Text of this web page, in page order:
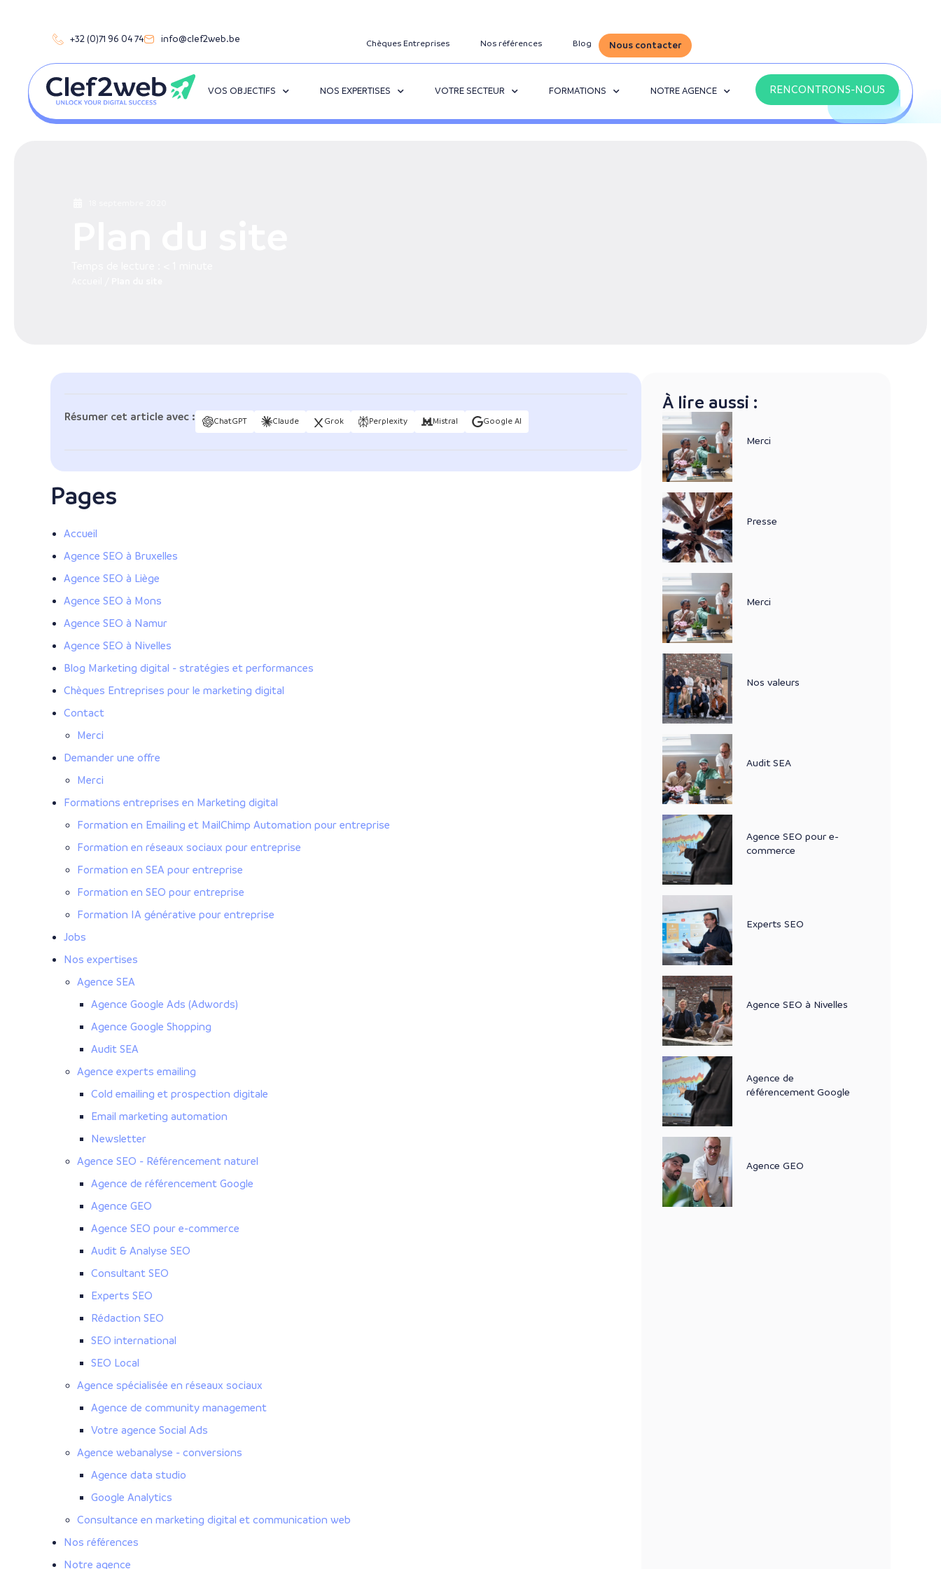
+32 (0)71 96 04 74 info@clef2web.be Chèques Entreprises Nos références Blog Nous contacter
VOS OBJECTIFS NOS EXPERTISES VOTRE SECTEUR FORMATIONS NOTRE AGENCE RENCONTRONS-NOUS
Résumer cet article avec : ChatGPT Claude Grok Perplexity Mistral Google AI
Pages
Accueil
Agence SEO à Bruxelles
Agence SEO à Liège
Agence SEO à Mons
Agence SEO à Namur
Agence SEO à Nivelles
Blog Marketing digital - stratégies et performances
Chèques Entreprises pour le marketing digital
Contact
Merci
Demander une offre
Merci
Formations entreprises en Marketing digital
Formation en Emailing et MailChimp Automation pour entreprise
Formation en réseaux sociaux pour entreprise
Formation en SEA pour entreprise
Formation en SEO pour entreprise
Formation IA générative pour entreprise
Jobs
Nos expertises
Agence SEA
Agence Google Ads (Adwords)
Agence Google Shopping
Audit SEA
Agence experts emailing
Cold emailing et prospection digitale
Email marketing automation
Newsletter
Agence SEO - Référencement naturel
Agence de référencement Google
Agence GEO
Agence SEO pour e-commerce
Audit & Analyse SEO
Consultant SEO
Experts SEO
Rédaction SEO
SEO international
SEO Local
Agence spécialisée en réseaux sociaux
Agence de community management
Votre agence Social Ads
Agence webanalyse - conversions
Agence data studio
Google Analytics
Consultance en marketing digital et communication web
Nos références
Notre agence
À lire aussi :
Merci
Presse
Merci
Nos valeurs
Audit SEA
Agence SEO pour e-
commerce
Experts SEO
Agence SEO à Nivelles
Agence de
référencement Google
Agence GEO